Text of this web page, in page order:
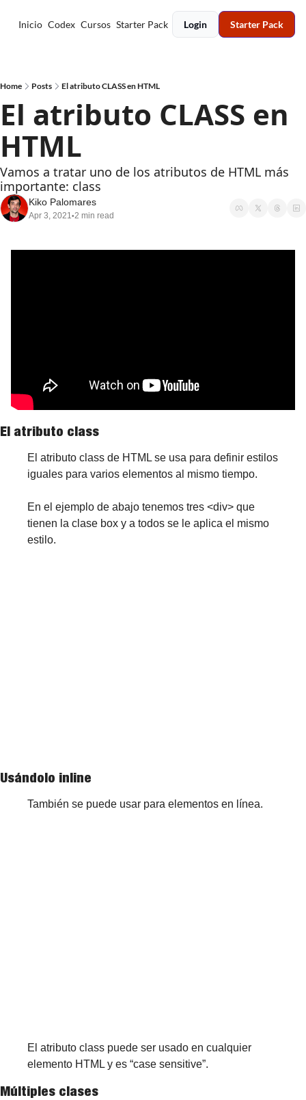
Inicio Codex Cursos Starter Pack Login Starter Pack
Home Posts El atributo CLASS en HTML
El atributo CLASS en
HTML
Vamos a tratar uno de los atributos de HTML más
importante: class
Kiko Palomares
Apr 3, 2021•2 min read
El atributo class
El atributo class de HTML se usa para definir estilos
iguales para varios elementos al mismo tiempo.
En el ejemplo de abajo tenemos tres <div> que
tienen la clase box y a todos se le aplica el mismo
estilo.
Usándolo inline
También se puede usar para elementos en línea.
El atributo class puede ser usado en cualquier
elemento HTML y es “case sensitive”.
Múltiples clases